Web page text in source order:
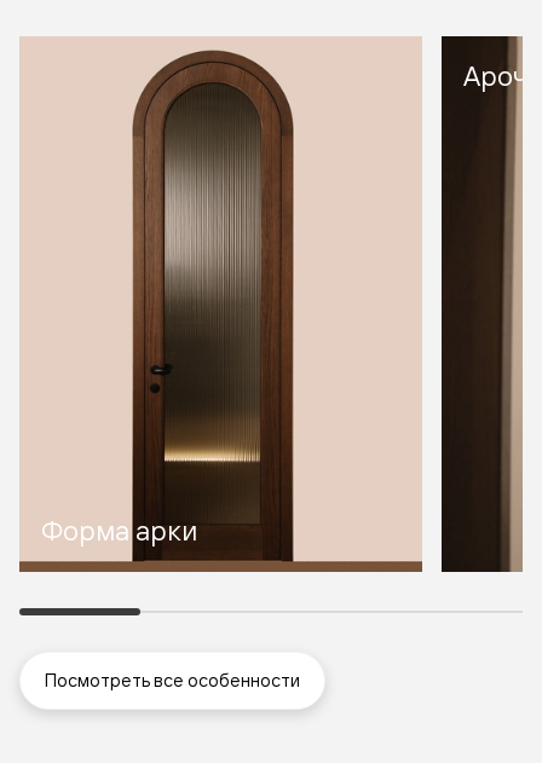
Форма арки
Посмотреть все особенности